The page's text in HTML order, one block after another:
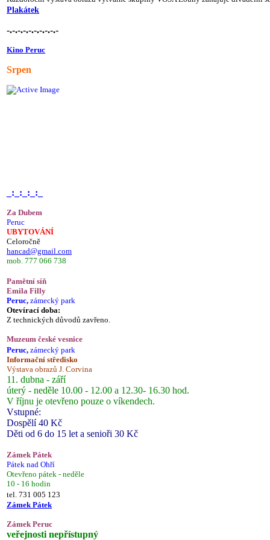
Plakátek
-.-.-.-.-.-.-.-.-.-
Kino Peruc
Srpen
_:_:_:_:_
Za Dubem
Peruc
UBYTOVÁNÍ
Celoročně
hancad@gmail.com
mob. 777 066 738
Pamětní síň
Emila Filly
Peruc, zámecký park
Otevírací doba:
Z technických důvodů zavřeno.
Muzeum české vesnice
Peruc, zámecký park
Informační středisko
Výstava obrazů J. Corvina
11. dubna - září
úterý - neděle 10.00 - 12.00 a 12.30- 16.30 hod.
V říjnu je otevřeno pouze o víkendech.
Vstupné:
Dospělí 40 Kč
Děti od 6 do 15 let a senioři 30 Kč
Zámek Pátek
Pátek nad Ohří
Otevřeno pátek - neděle
10 - 16 hodin
tel. 731 005 123
Zámek Pátek
Zámek Peruc
veřejnosti nepřístupný